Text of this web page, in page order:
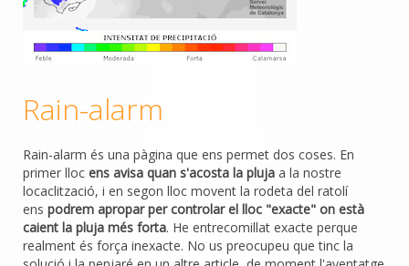
Rain-alarm
Rain-alarm és una pàgina que ens permet dos coses. En
primer lloc ens avisa quan s'acosta la pluja a la nostre
locaclització, i en segon lloc movent la rodeta del ratolí
ens podrem apropar per controlar el lloc "exacte" on està
caient la pluja més forta. He entrecomillat exacte perque
realment és força inexacte. No us preocupeu que tinc la